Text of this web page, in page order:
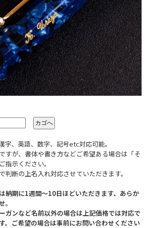
字、英語、数字、記号etc対応可能。
すが、書体や書き方などご希望ある場合は「そ
指示ください。
判断の上名入れ対応させていただきます。
納期に1週間〜10日ほどいただきます、あらか
ガンなど名前以外の場合は上記価格では対応で
。ご希望の場合は事前にお問い合わせください